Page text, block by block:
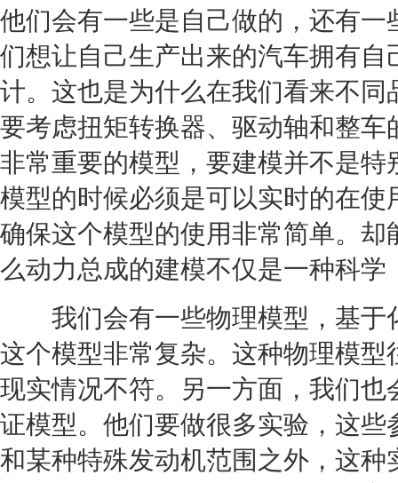
他们会有一些是自己做的，还有
们想让自己生产出来的汽车拥有
计。这也是为什么在我们看来不
要考虑扭矩转换器、驱动轴和整
非常重要的模型，要建模并不是
模型的时候必须是可以实时的在
确保这个模型的使用非常简单。
么动力总成的建模不仅是一种科学
我们会有一些物理模型，基于
这个模型非常复杂。这种物理模
现实情况不符。另一方面，我们
证模型。他们要做很多实验，这
和某种特殊发动机范围之外，这种